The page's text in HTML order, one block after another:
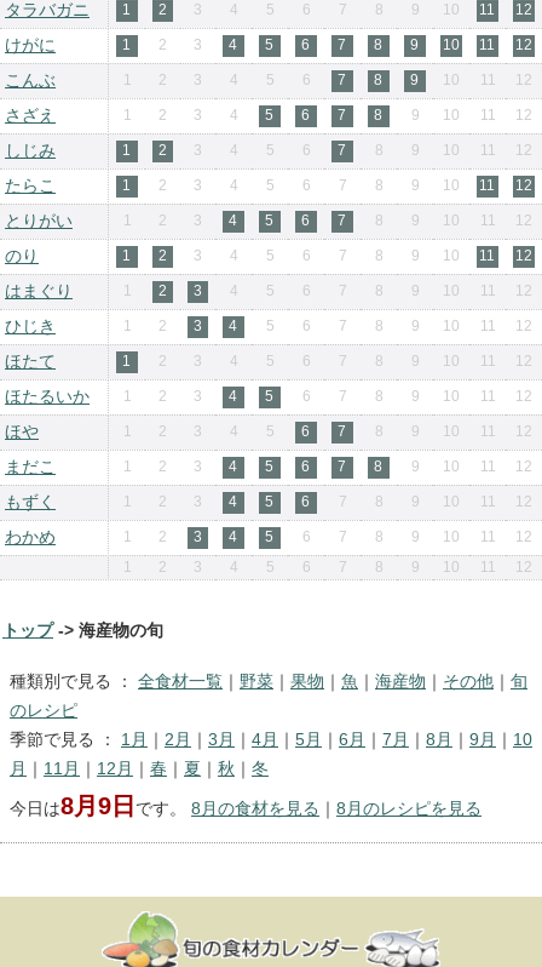
タラバガニ 1 2 3 4 5 6 7 8 9 10 11 12
けがに 1 2 3 4 5 6 7 8 9 10 11 12
こんぶ 1 2 3 4 5 6 7 8 9 10 11 12
さざえ 1 2 3 4 5 6 7 8 9 10 11 12
しじみ 1 2 3 4 5 6 7 8 9 10 11 12
たらこ 1 2 3 4 5 6 7 8 9 10 11 12
とりがい 1 2 3 4 5 6 7 8 9 10 11 12
のり 1 2 3 4 5 6 7 8 9 10 11 12
はまぐり 1 2 3 4 5 6 7 8 9 10 11 12
ひじき 1 2 3 4 5 6 7 8 9 10 11 12
ほたて 1 2 3 4 5 6 7 8 9 10 11 12
ほたるいか 1 2 3 4 5 6 7 8 9 10 11 12
ほや 1 2 3 4 5 6 7 8 9 10 11 12
まだこ 1 2 3 4 5 6 7 8 9 10 11 12
もずく 1 2 3 4 5 6 7 8 9 10 11 12
わかめ 1 2 3 4 5 6 7 8 9 10 11 12
1 2 3 4 5 6 7 8 9 10 11 12
トップ-> 海産物の旬
種類別で見る ： 全食材一覧 野菜 果物 魚 海産物 その他
旬
のレシピ
季節で見る ： 1月 2月 3月 4月 5月 6月 7月 8月 9月
10
月
11月 12月 春 夏 秋 冬
今日は8月9日 です。 8月の食材を見る 8月のレシピを見る